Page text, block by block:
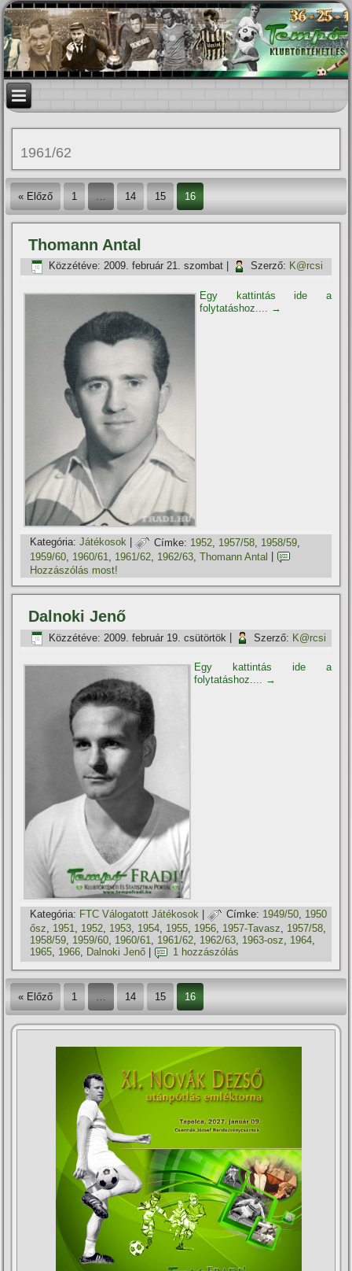
1961/62
« Előző 1 … 14 15 16
Thomann Antal
Közzétéve: 2009. február 21. szombat Szerző: K@rcsi
Egy kattintás ide a
folytatáshoz.... →
Kategória: Játékosok | Címke: 1952 1957/58 1958/59
1959/60 1960/61 1961/62 1962/63 ,Thomann Antal
Hozzászólás most!
Dalnoki Jenő
Közzétéve: 2009. február 19. csütörtök Szerző: K@rcsi
Egy kattintás ide a
folytatáshoz.... →
Kategória: FTC Válogatott Játékosok | Címke: 1949/50, 1950
ősz
1951 1952 1953 1954 1955 1956 1957-Tavasz 1957/58
1958/59 1959/60 1960/61 1961/62 1962/63 1963-osz 1964
1965, 1966, Dalnoki Jenő 1 hozzászólás
« Előző 1 14 15 16